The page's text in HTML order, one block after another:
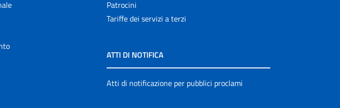
Patrocini
Tariffe dei servizi a terzi
ATTI DI NOTIFICA
Atti di notificazione per pubblici proclami